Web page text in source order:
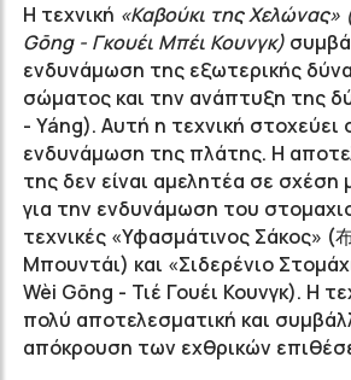
Η τεχνική «Καβούκι της Χελώνας»
Gōng - Γκουέι Μπέι Κουνγκ)
ενδυνάμωση της εξωτερικής
σώματος και την ανάπτυξη της
- Yáng). Αυτή η τεχνική στοχεύει
ενδυνάμωση της πλάτης. Η
της δεν είναι αμελητέα σε σχέση
για την ενδυνάμωση του
τεχνικές «Υφασμάτινος Σάκος» (
Μπουντάι) και «Σιδερένιο
Wèi Gōng - Τιέ Γουέι Κουνγκ). Η
πολύ αποτελεσματική και
απόκρουση των εχθρικών